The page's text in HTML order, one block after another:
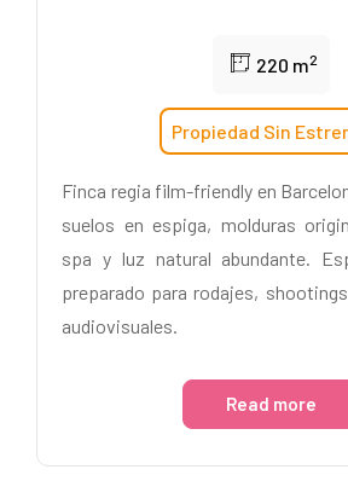
220 m2
Propiedad Sin
Finca regia film-friendly en
suelos en espiga, molduras
spa y luz natural abundante.
preparado para rodajes,
audiovisuales.
Read more